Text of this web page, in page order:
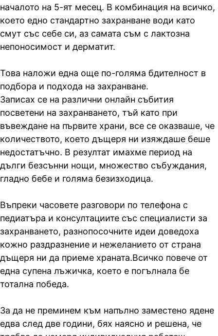
началото на 5-ят месец. В комбинация на всичко,
което едно стандартно захранване води като
смут със себе си, аз самата съм с лактозна
непоносимост и дерматит.
Това наложи една още по-голяма бдителност в
подбора и подхода на захранване.
Записах се на различни онлайн събития
посветени на захранването, тъй като при
въвеждане на първите храни, все се oказваше, че
количеството, което дъщеря ни изяждаше беше
недостатъчно. В резултат имахме период на
дълги безсънни нощи, множество събуждания,
гладно бебе и голяма безизходица.
Въпреки часовете разговори по телефона с
педиатъра и консултациите със специалисти за
захранването, разнопосочните идеи доведоха
кожно раздразнение и нежеланието от страна
дъщеря ни да приеме храната.Всичко повече от
една супена лъжичка, което е погълнала бе
тотална победа.
За да не преминем към напълно заместено ядене
едва след две години, бях наясно и решена, че